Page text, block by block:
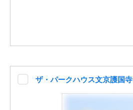
ザ・パークハウス文京護国寺